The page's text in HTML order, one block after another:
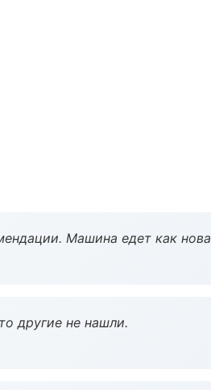
Машина едет как
другие не нашли.